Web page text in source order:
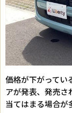
価格が下がってい
アが発表、発売
当てはまる場合が